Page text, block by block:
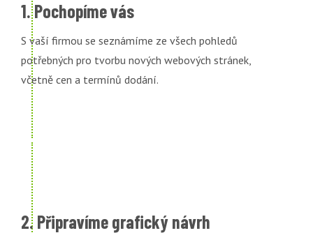
1. Pochopíme vás
S vaší firmou se seznámíme ze všech pohledů
potřebných pro tvorbu nových webových stránek,
včetně cen a termínů dodání.
2. Připravíme grafický návrh